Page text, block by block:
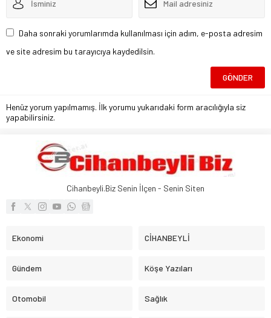
Daha sonraki yorumlarımda kullanılması için adım, e-posta adresim
ve site adresim bu tarayıcıya kaydedilsin.
Henüz yorum yapılmamış. İlk yorumu yukarıdaki form aracılığıyla siz
yapabilirsiniz.
Cihanbeyli.Biz Senin İlçen - Senin Siten
Ekonomi CİHANBEYLİ
Gündem Köşe Yazıları
Otomobil Sağlık